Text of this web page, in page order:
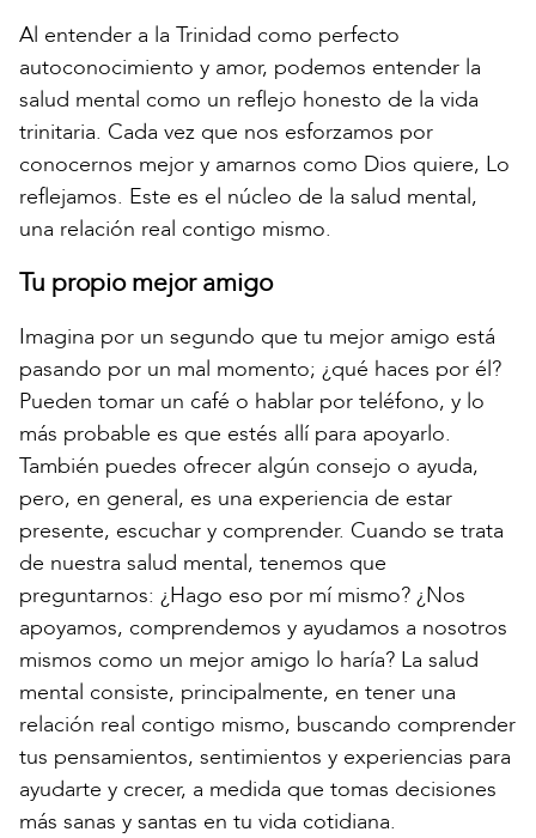
Al entender a la Trinidad como perfecto
autoconocimiento y amor, podemos entender la
salud mental como un reflejo honesto de la vida
trinitaria. Cada vez que nos esforzamos por
conocernos mejor y amarnos como Dios quiere, Lo
reflejamos. Este es el núcleo de la salud mental,
una relación real contigo mismo.
Tu propio mejor amigo
Imagina por un segundo que tu mejor amigo está
pasando por un mal momento; ¿qué haces por él?
Pueden tomar un café o hablar por teléfono, y lo
más probable es que estés allí para apoyarlo.
También puedes ofrecer algún consejo o ayuda,
pero, en general, es una experiencia de estar
presente, escuchar y comprender. Cuando se trata
de nuestra salud mental, tenemos que
preguntarnos: ¿Hago eso por mí mismo? ¿Nos
apoyamos, comprendemos y ayudamos a nosotros
mismos como un mejor amigo lo haría? La salud
mental consiste, principalmente, en tener una
relación real contigo mismo, buscando comprender
tus pensamientos, sentimientos y experiencias para
ayudarte y crecer, a medida que tomas decisiones
más sanas y santas en tu vida cotidiana.